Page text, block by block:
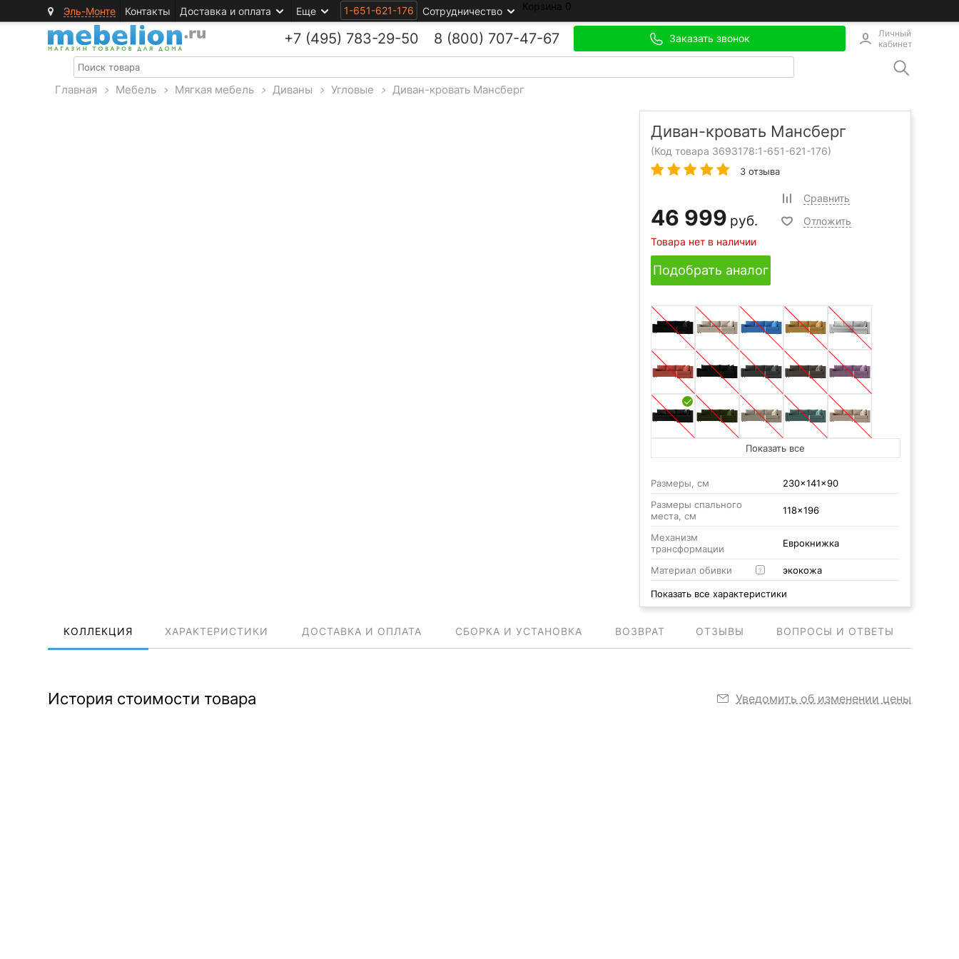
Эль-Монте Контакты Доставка и оплата Еще 1-651-621-176 Сотрудничество Корзина 0
+7 (495) 783-29-50 8 (800) 707-47-67 Заказать звонок
Личный
кабинет
Главная > Мебель > Мягкая мебель > Диваны > Угловые > Диван-кровать Мансберг
Диван-кровать Мансберг
(Код товара 3693178:1-651-621-176)
3 отзыва
46 999 руб.
Товара нет в наличии
Сравнить
Отложить
Подобрать аналог
Показать все
Размеры, см
230x141x90
Размеры спального
места, см
118x196
Механизм
трансформации
Еврокнижка
Материал обивки ? экокожа
Показать все характеристики
КОЛЛЕКЦИЯ ХАРАКТЕРИСТИКИ ДОСТАВКА И ОПЛАТА СБОРКА И УСТАНОВКА ВОЗВРАТ ОТЗЫВЫ ВОПРОСЫ И ОТВЕТЫ
История стоимости товара Уведомить об изменении цены